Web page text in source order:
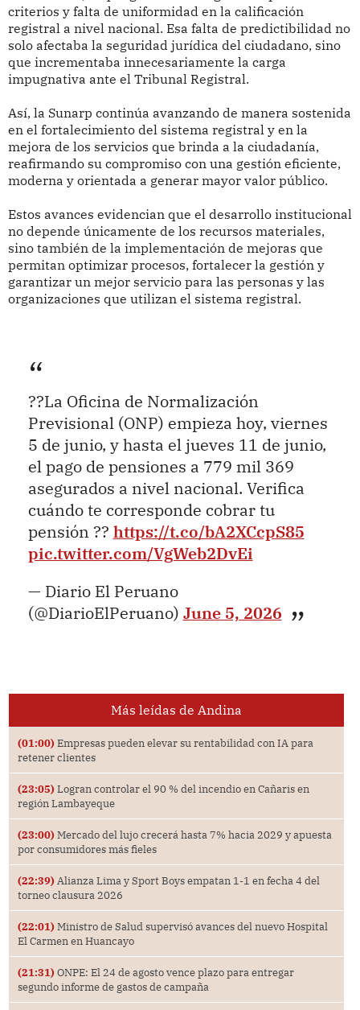
criterios y falta de uniformidad en la calificación
registral a nivel nacional. Esa falta de predictibilidad no
solo afectaba la seguridad jurídica del ciudadano, sino
que incrementaba innecesariamente la carga
impugnativa ante el Tribunal Registral.
Así, la Sunarp continúa avanzando de manera sostenida
en el fortalecimiento del sistema registral y en la
mejora de los servicios que brinda a la ciudadanía,
reafirmando su compromiso con una gestión eficiente,
moderna y orientada a generar mayor valor público.
Estos avances evidencian que el desarrollo institucional
no depende únicamente de los recursos materiales,
sino también de la implementación de mejoras que
permitan optimizar procesos, fortalecer la gestión y
garantizar un mejor servicio para las personas y las
organizaciones que utilizan el sistema registral.
??La Oficina de Normalización
Previsional (ONP) empieza hoy, viernes
5 de junio, y hasta el jueves 11 de junio,
el pago de pensiones a 779 mil 369
asegurados a nivel nacional. Verifica
cuándo te corresponde cobrar tu
pensión ?? https://t.co/bA2XCcpS85
pic.twitter.com/VgWeb2DvEi
— Diario El Peruano
(@DiarioElPeruano) June 5, 2026
Más leídas de Andina
(01:00) Empresas pueden elevar su rentabilidad con IA para
retener clientes
(23:05) Logran controlar el 90 % del incendio en Cañaris en
región Lambayeque
(23:00) Mercado del lujo crecerá hasta 7% hacia 2029 y apuesta
por consumidores más fieles
(22:39) Alianza Lima y Sport Boys empatan 1-1 en fecha 4 del
torneo clausura 2026
(22:01) Ministro de Salud supervisó avances del nuevo Hospital
El Carmen en Huancayo
(21:31) ONPE: El 24 de agosto vence plazo para entregar
segundo informe de gastos de campaña